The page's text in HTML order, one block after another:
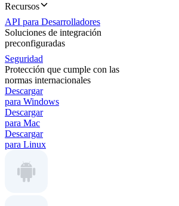
Recursos
API para Desarrolladores
Soluciones de integración
preconfiguradas
Seguridad
Protección que cumple con las
normas internacionales
Descargar
para Windows
Descargar
para Mac
Descargar
para Linux